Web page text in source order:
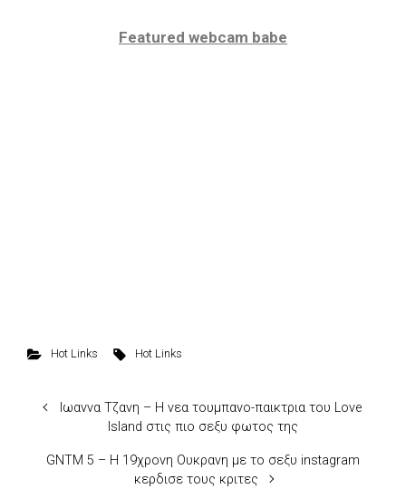
Featured webcam babe
Hot Links Hot Links
Ιωαννα Τζανη – Η νεα τουμπανο-παικτρια του Love
Island στις πιο σεξυ φωτος της
GNTM 5 – H 19χρονη Ουκρανη με το σεξυ instagram
κερδισε τους κριτες